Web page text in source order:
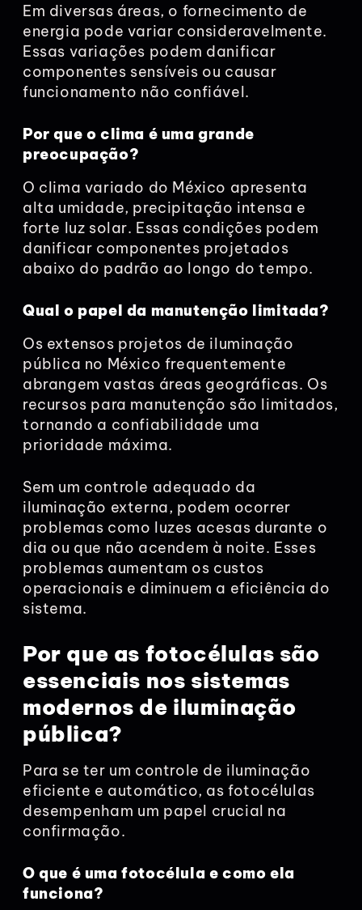
Em diversas áreas, o fornecimento de
energia pode variar consideravelmente.
Essas variações podem danificar
componentes sensíveis ou causar
funcionamento não confiável.
Por que o clima é uma grande
preocupação?
O clima variado do México apresenta
alta umidade, precipitação intensa e
forte luz solar. Essas condições podem
danificar componentes projetados
abaixo do padrão ao longo do tempo.
Qual o papel da manutenção limitada?
Os extensos projetos de iluminação
pública no México frequentemente
abrangem vastas áreas geográficas. Os
recursos para manutenção são limitados,
tornando a confiabilidade uma
prioridade máxima.
Sem um controle adequado da
iluminação externa, podem ocorrer
problemas como luzes acesas durante o
dia ou que não acendem à noite. Esses
problemas aumentam os custos
operacionais e diminuem a eficiência do
sistema.
Por que as fotocélulas são
essenciais nos sistemas
modernos de iluminação
pública?
Para se ter um controle de iluminação
eficiente e automático, as fotocélulas
desempenham um papel crucial na
confirmação.
O que é uma fotocélula e como ela
funciona?